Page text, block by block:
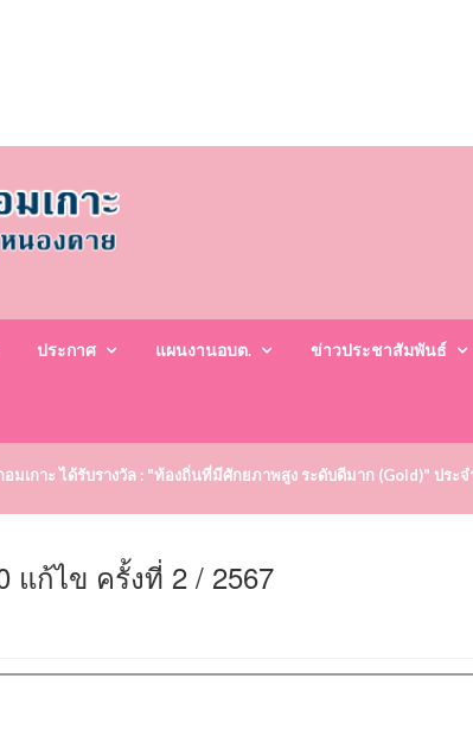
ประกาศ แผนงานอบต. ข่าวประชาสัมพันธ์
มเกาะ ได้รับรางวัล : "ท้องถิ่นที่มีศักยภาพสูง ระดับดีมาก (Gold)" ปร
แก้ไข ครั้งที่ 2 / 2567